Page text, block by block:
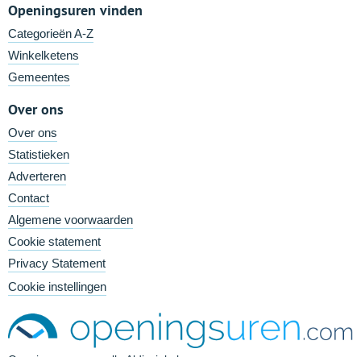
Openingsuren vinden
Categorieën A-Z
Winkelketens
Gemeentes
Over ons
Over ons
Statistieken
Adverteren
Contact
Algemene voorwaarden
Cookie statement
Privacy Statement
Cookie instellingen